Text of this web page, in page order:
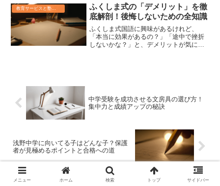
ますよね。でも、安心してください。こ
の記事では、「トライプ...
教育サービスと塾の真実
ふくしま式の「デメリット」を徹
底解剖！後悔しないための全知識
ふくしま式国語に興味があるけれど、
「本当に効果があるの？」「途中で挫折
しないかな？」と、デメリットが気にな
中学受験を成功させる文房具の選び方！
集中力と成績アップの秘訣
浅野中学に向いてる子はどんな子？保護
者が見極めるポイントと合格への道
メニュー ホーム 検索 トップ サイドバー